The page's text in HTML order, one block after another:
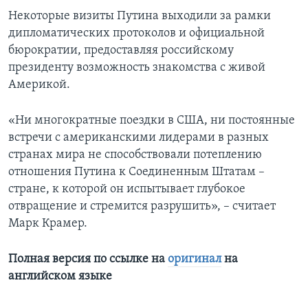
Некоторые визиты Путина выходили за рамки
дипломатических протоколов и официальной
бюрократии, предоставляя российскому
президенту возможность знакомства с живой
Америкой.
«Ни многократные поездки в США, ни постоянные
встречи с американскими лидерами в разных
странах мира не способствовали потеплению
отношения Путина к Соединенным Штатам –
стране, к которой он испытывает глубокое
отвращение и стремится разрушить», – считает
Марк Крамер.
Полная версия по ссылке на оригинална
английском языке